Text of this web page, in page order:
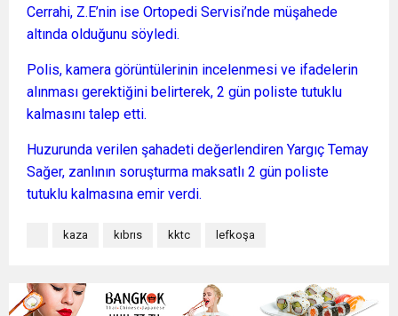
Cerrahi, Z.E’nin ise Ortopedi Servisi’nde müşahede
altında olduğunu söyledi.
Polis, kamera görüntülerinin incelenmesi ve ifadelerin
alınması gerektiğini belirterek, 2 gün poliste tutuklu
kalmasını talep etti.
Huzurunda verilen şahadeti değerlendiren Yargıç Temay
Sağer, zanlının soruşturma maksatlı 2 gün poliste
tutuklu kalmasına emir verdi.
kaza kıbrıs kktc lefkoşa